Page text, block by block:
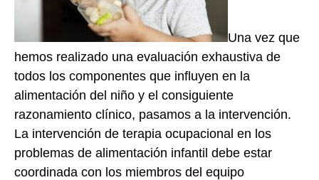
Una vez que
hemos realizado una evaluación exhaustiva de
todos los componentes que influyen en la
alimentación del niño y el consiguiente
razonamiento clínico, pasamos a la intervención.
La intervención de terapia ocupacional en los
problemas de alimentación infantil debe estar
coordinada con los miembros del equipo